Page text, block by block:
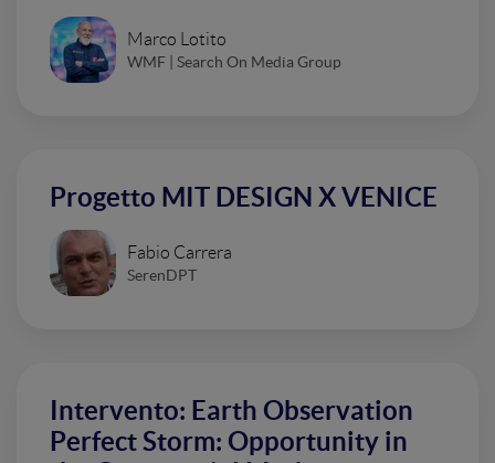
Marco Lotito
WMF | Search On Media Group
Progetto MIT DESIGN X VENICE
Fabio Carrera
SerenDPT
Intervento: Earth Observation
Perfect Storm: Opportunity in